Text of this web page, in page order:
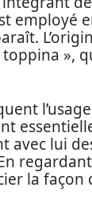
employé
»,
avec lui
regardant
la façon